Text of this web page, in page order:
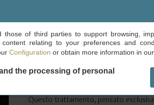
GLADIATORS
75 MINUTES, EUR 190
Se i gladiatori sono famosi in tutto il
sono meno conosciuti per
Questo trattamento, pensato
of third parties to support browsing,
relating to your preferences and
Configuration or obtain more information in our
the processing of personal